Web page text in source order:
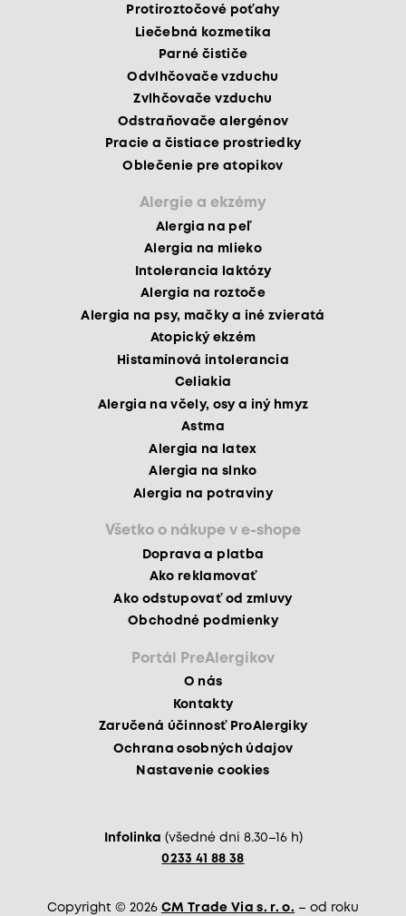
Protiroztočové poťahy
Liečebná kozmetika
Parné čističe
Odvlhčovače vzduchu
Zvlhčovače vzduchu
Odstraňovače alergénov
Pracie a čistiace prostriedky
Oblečenie pre atopikov
Alergie a ekzémy
Alergia na peľ
Alergia na mlieko
Intolerancia laktózy
Alergia na roztoče
Alergia na psy, mačky a iné zvieratá
Atopický ekzém
Histamínová intolerancia
Celiakia
Alergia na včely, osy a iný hmyz
Astma
Alergia na latex
Alergia na slnko
Alergia na potraviny
Všetko o nákupe v e-shope
Doprava a platba
Ako reklamovať
Ako odstupovať od zmluvy
Obchodné podmienky
Portál PreAlergikov
O nás
Kontakty
Zaručená účinnosť ProAlergiky
Ochrana osobných údajov
Nastavenie cookies
Infolinka (všedné dni 8.30–16 h)
0233 41 88 38
Copyright © 2026 CM Trade Via s. r. o. – od roku